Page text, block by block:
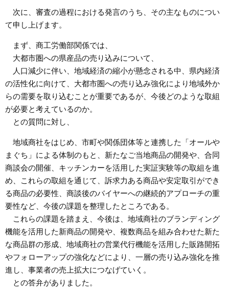
次に、審査の過程における発言のうち、その主なものについ
て申し上げます。
まず、商工労働部関係では、
大都市圏への県産品の売り込みについて、
人口減少に伴い、地域経済の縮小が懸念される中、県内経済
の活性化に向けて、大都市圏への売り込み強化により地域外か
らの需要を取り込むことが重要であるが、今後どのような取組
が必要と考えているのか。
との質問に対し、
地域商社をはじめ、市町や関係団体等と連携した「オールや
まぐち」による体制のもと、新たなご当地商品の開発や、合同
商談会の開催、キッチンカーを活用した実証実験等の取組を進
め、これらの取組を通じて、訴求力ある商品や安定取引ができ
る商品の必要性、商談後のバイヤーへの継続的アプローチの重
要性など、今後の課題を整理したところである。
これらの課題を踏まえ、今後は、地域商社のブランディング
機能を活用した新商品の開発や、複数商品を組み合わせた新た
な商品群の形成、地域商社の営業代行機能を活用した販路開拓
やフォローアップの強化などにより、一層の売り込み強化を推
進し、事業者の売上拡大につなげていく。
との答弁がありました。